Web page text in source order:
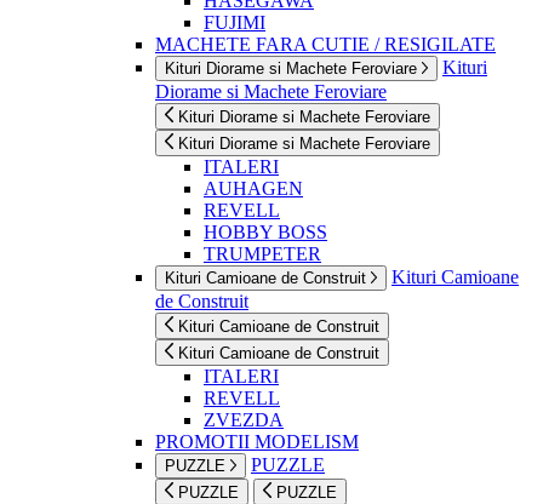
FUJIMI
MACHETE FARA CUTIE / RESIGILATE
Kituri Diorame si Machete Feroviare
Kituri
Diorame si Machete Feroviare
Kituri Diorame si Machete Feroviare
Kituri Diorame si Machete Feroviare
ITALERI
AUHAGEN
REVELL
HOBBY BOSS
TRUMPETER
Kituri Camioane de Construit
Kituri Camioane
de Construit
Kituri Camioane de Construit
Kituri Camioane de Construit
ITALERI
REVELL
ZVEZDA
PROMOTII MODELISM
PUZZLE PUZZLE
PUZZLE PUZZLE